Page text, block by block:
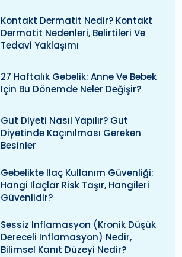
Kontakt Dermatit Nedir? Kontakt
Dermatit Nedenleri, Belirtileri Ve
Tedavi Yaklaşımı
27 Haftalık Gebelik: Anne Ve Bebek
Için Bu Dönemde Neler Değişir?
Gut Diyeti Nasıl Yapılır? Gut
Diyetinde Kaçınılması Gereken
Besinler
Gebelikte Ilaç Kullanım Güvenliği:
Hangi Ilaçlar Risk Taşır, Hangileri
Güvenlidir?
Sessiz Inflamasyon (kronik Düşük
Dereceli Inflamasyon) Nedir,
Bilimsel Kanıt Düzeyi Nedir?